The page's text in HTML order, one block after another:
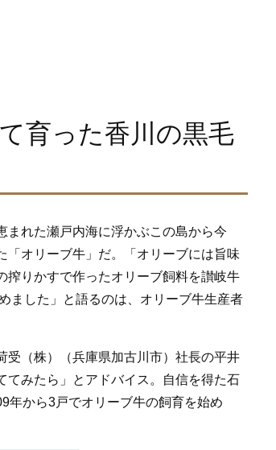
育った香川の黒毛
まれた瀬戸内海に浮かぶこの島から今
オリーブ牛」だ。「オリーブには旨味
搾りかすで作ったオリーブ飼料を讃岐牛
ました」と語るのは、オリーブ牛生産者
受（株）（兵庫県加古川市）社長の平井
てみたら」とアドバイス。自信を得た石
年から3戸でオリーブ牛の飼育を始め